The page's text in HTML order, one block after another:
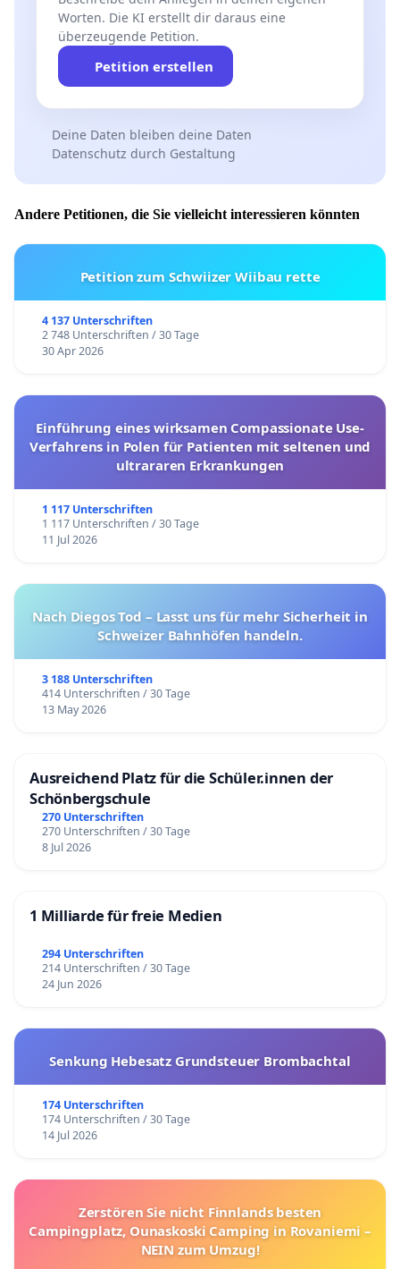
Worten. Die KI erstellt dir daraus eine
überzeugende Petition.
Petition erstellen
Deine Daten bleiben deine Daten
Datenschutz durch Gestaltung
Andere Petitionen, die Sie vielleicht interessieren könnten
Petition zum Schwiizer Wiibau rette
4 137 Unterschriften
2 748 Unterschriften / 30 Tage
30 Apr 2026
Einführung eines wirksamen Compassionate Use-
Verfahrens in Polen für Patienten mit seltenen und
ultrararen Erkrankungen
1 117 Unterschriften
1 117 Unterschriften / 30 Tage
11 Jul 2026
Nach Diegos Tod – Lasst uns für mehr Sicherheit in
Schweizer Bahnhöfen handeln.
3 188 Unterschriften
414 Unterschriften / 30 Tage
13 May 2026
Ausreichend Platz für die Schüler.innen der
Schönbergschule
270 Unterschriften
270 Unterschriften / 30 Tage
8 Jul 2026
1 Milliarde für freie Medien
294 Unterschriften
214 Unterschriften / 30 Tage
24 Jun 2026
Senkung Hebesatz Grundsteuer Brombachtal
174 Unterschriften
174 Unterschriften / 30 Tage
14 Jul 2026
Zerstören Sie nicht Finnlands besten
Campingplatz, Ounaskoski Camping in Rovaniemi –
NEIN zum Umzug!